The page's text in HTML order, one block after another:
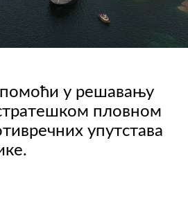
у решавању
пловном
упутстава